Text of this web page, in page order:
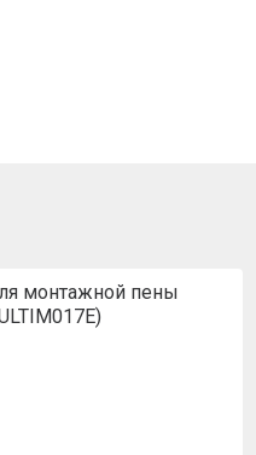
монтажной пены